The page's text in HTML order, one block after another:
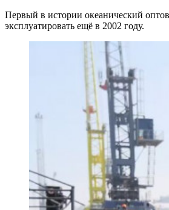
Первый в истории океанический
эксплуатировать ещё в 2002 году.